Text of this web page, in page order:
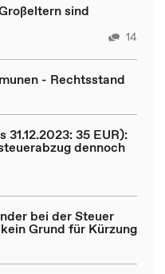
sind
14
- Rechtsstand
35 EUR):
dennoch
bei der Steuer
Grund für Kürzung